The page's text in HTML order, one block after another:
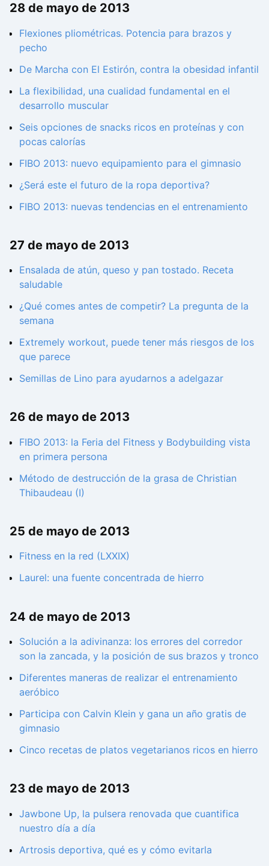
28 de mayo de 2013
Flexiones pliométricas. Potencia para brazos y
pecho
De Marcha con El Estirón, contra la obesidad infantil
La flexibilidad, una cualidad fundamental en el
desarrollo muscular
Seis opciones de snacks ricos en proteínas y con
pocas calorías
FIBO 2013: nuevo equipamiento para el gimnasio
¿Será este el futuro de la ropa deportiva?
FIBO 2013: nuevas tendencias en el entrenamiento
27 de mayo de 2013
Ensalada de atún, queso y pan tostado. Receta
saludable
¿Qué comes antes de competir? La pregunta de la
semana
Extremely workout, puede tener más riesgos de los
que parece
Semillas de Lino para ayudarnos a adelgazar
26 de mayo de 2013
FIBO 2013: la Feria del Fitness y Bodybuilding vista
en primera persona
Método de destrucción de la grasa de Christian
Thibaudeau (I)
25 de mayo de 2013
Fitness en la red (LXXIX)
Laurel: una fuente concentrada de hierro
24 de mayo de 2013
Solución a la adivinanza: los errores del corredor
son la zancada, y la posición de sus brazos y tronco
Diferentes maneras de realizar el entrenamiento
aeróbico
Participa con Calvin Klein y gana un año gratis de
gimnasio
Cinco recetas de platos vegetarianos ricos en hierro
23 de mayo de 2013
Jawbone Up, la pulsera renovada que cuantifica
nuestro día a día
Artrosis deportiva, qué es y cómo evitarla